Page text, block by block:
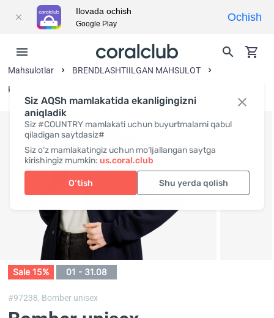
Siz AQSh mamlakatida ekanligingizni
aniqladik
Siz #COUNTRY mamlakati uchun buyurtmalarni qabul
qiladigan saytdasiz#
Siz o‘z mamlakatingiz uchun mo‘ljallangan saytga
kirishingiz mumkin: us.coral.club
O‘tish Shu yerda qolish
Mahsulotlar
BRENDLASHTIILGAN MAHSULOT
Kiyim va aksessuarlar
Sale 15% 01 - 31.08
#97238, Bomber unisex
Ilovada ochish
Google Play
Ochish